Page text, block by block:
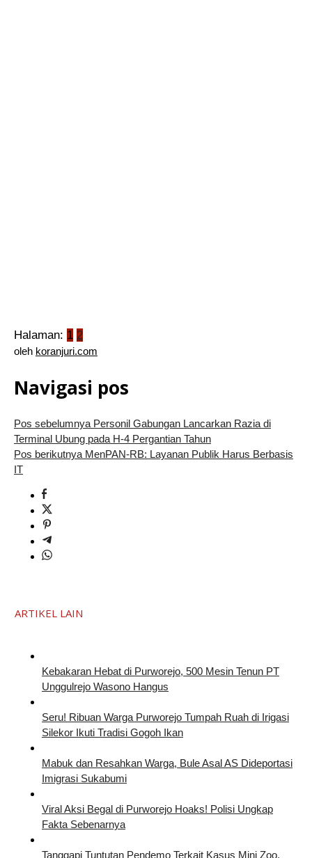
Halaman: 1 2
oleh koranjuri.com
Navigasi pos
Pos sebelumnyaPersonil Gabungan Lancarkan Razia di
Terminal Ubung pada H-4 Pergantian Tahun
Pos berikutnyaMenPAN-RB: Layanan Publik Harus Berbasis
IT
ARTIKEL LAIN
Kebakaran Hebat di Purworejo, 500 Mesin Tenun PT
Unggulrejo Wasono Hangus
Seru! Ribuan Warga Purworejo Tumpah Ruah di Irigasi
Silekor Ikuti Tradisi Gogoh Ikan
Mabuk dan Resahkan Warga, Bule Asal AS Dideportasi
Imigrasi Sukabumi
Viral Aksi Begal di Purworejo Hoaks! Polisi Ungkap
Fakta Sebenarnya
Tanggapi Tuntutan Pendemo Terkait Kasus Mini Zoo,